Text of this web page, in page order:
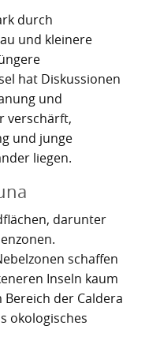
Güímar
um die Kanarischen
Logik der Angst
Kalenderwissen
der Guanchen
heilige Schluchten
Inseln unterwarf
Teneriffa
im 16. Jahrhundert
Clerc
Cruz 1797
statt Show
vermieten
Quantenwunder
stille Logik Teneriffas
Erzählung
durch
und kleinere
hat Diskussionen
und
verschärft,
und junge
liegen.
darunter
schaffen
Inseln kaum
der Caldera
okologisches